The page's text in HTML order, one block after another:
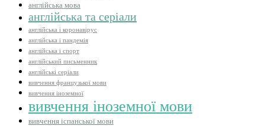
англійська мова
англійська та серіали
англійська і коронавірус
англійська і пандемія
англійська і спорт
англійський письменник
англійські серіали
вивчення французької мови
вивчення іноземної
вивчення іноземної мови
вивчення іспанської мови